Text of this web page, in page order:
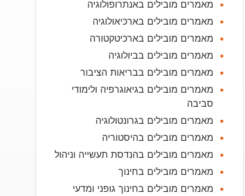
מאמרים מובילים באנתרופולוגיה
מאמרים מובילים בארכיאולוגיה
מאמרים מובילים בארכיטקטורה
מאמרים מובילים בביולוגיה
מאמרים מובילים בבריאות הציבור
מאמרים מובילים בגיאוגרפיה ולימודי
סביבה
מאמרים מובילים בגרונטולוגיה
מאמרים מובילים בהיסטוריה
מאמרים מובילים בהנדסת תעשייה וניהול
מאמרים מובילים בחינוך
מאמרים מובילים בחינוך גופני ומדעי